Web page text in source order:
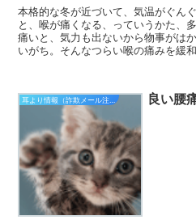
本格的な冬が近づいて、気温がぐん
と、喉が痛くなる、っていうかた、
痛いと、気力も出ないから物事がは
いがち。そんなつらい喉の痛みを緩
良い腰